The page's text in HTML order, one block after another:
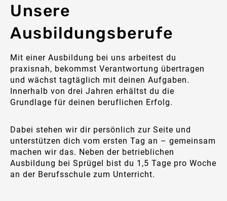
Unsere
Ausbildungsberufe
Mit einer Ausbildung bei uns arbeitest du
praxisnah, bekommst Verantwortung übertragen
und wächst tagtäglich mit deinen Aufgaben.
Innerhalb von drei Jahren erhältst du die
Grundlage für deinen beruflichen Erfolg.
Dabei stehen wir dir persönlich zur Seite und
unterstützen dich vom ersten Tag an – gemeinsam
machen wir das. Neben der betrieblichen
Ausbildung bei Sprügel bist du 1,5 Tage pro Woche
an der Berufsschule zum Unterricht.